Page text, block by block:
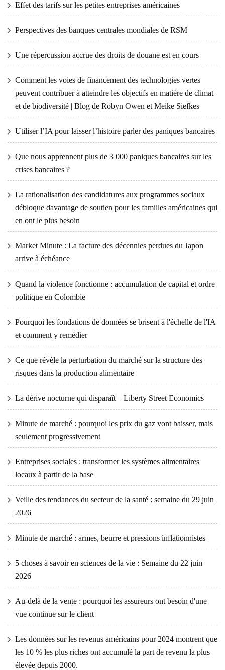
Effet des tarifs sur les petites entreprises américaines
Perspectives des banques centrales mondiales de RSM
Une répercussion accrue des droits de douane est en cours
Comment les voies de financement des technologies vertes
peuvent contribuer à atteindre les objectifs en matière de climat
et de biodiversité | Blog de Robyn Owen et Meike Siefkes
Utiliser l’IA pour laisser l’histoire parler des paniques bancaires
Que nous apprennent plus de 3 000 paniques bancaires sur les
crises bancaires ?
La rationalisation des candidatures aux programmes sociaux
débloque davantage de soutien pour les familles américaines qui
en ont le plus besoin
Market Minute : La facture des décennies perdues du Japon
arrive à échéance
Quand la violence fonctionne : accumulation de capital et ordre
politique en Colombie
Pourquoi les fondations de données se brisent à l'échelle de l'IA
et comment y remédier
Ce que révèle la perturbation du marché sur la structure des
risques dans la production alimentaire
La dérive nocturne qui disparaît – Liberty Street Economics
Minute de marché : pourquoi les prix du gaz vont baisser, mais
seulement progressivement
Entreprises sociales : transformer les systèmes alimentaires
locaux à partir de la base
Veille des tendances du secteur de la santé : semaine du 29 juin
2026
Minute de marché : armes, beurre et pressions inflationnistes
5 choses à savoir en sciences de la vie : Semaine du 22 juin
2026
Au-delà de la vente : pourquoi les assureurs ont besoin d'une
vue continue sur le client
Les données sur les revenus américains pour 2024 montrent que
les 10 % les plus riches ont accumulé la part de revenu la plus
élevée depuis 2000.